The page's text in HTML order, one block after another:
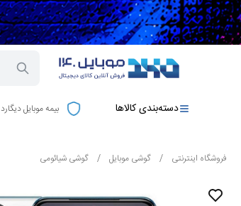
دسته‌بندی کالاها بیمه موبایل دیگارد
فروشگاه اینترنتی / گوشی موبایل / گوشی شیائومی